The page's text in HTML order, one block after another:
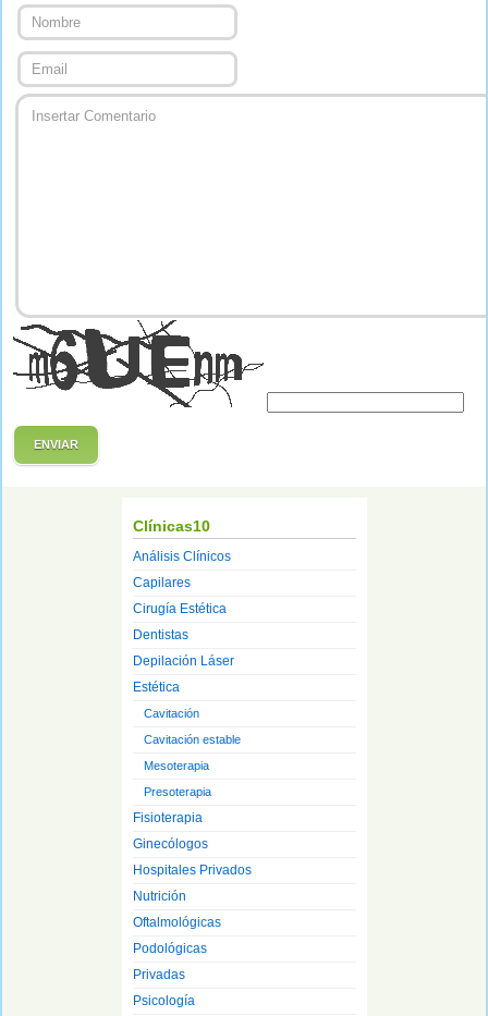
ENVIAR
Clínicas10
Análisis Clínicos
Capilares
Cirugía Estética
Dentistas
Depilación Láser
Estética
Cavitación
Cavitación estable
Mesoterapia
Presoterapia
Fisioterapia
Ginecólogos
Hospitales Privados
Nutrición
Oftalmológicas
Podológicas
Privadas
Psicología